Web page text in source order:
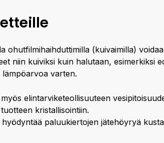
ohutfilmihaihduttimilla (kuivaimilla)
niin kuiviksi kuin halutaan, esimerkiksi
lämpöarvoa varten.
elintarviketeollisuuteen
kristallisointiin.
hyödyntää paluukiertojen jätehöyryä